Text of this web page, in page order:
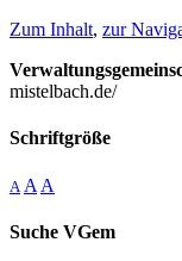
Zum Inhalt, zur
mistelbach.de/
Schriftgröße
A A A
Suche VGem